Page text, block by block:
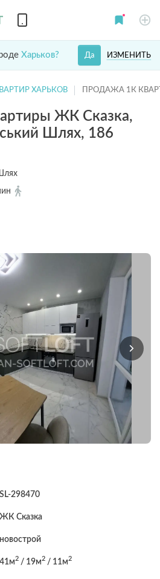
Харьков? ИЗМЕНИТЬ
Да
ХАРЬКОВ ПРОДАЖА 1К
ЖК Сказка,
Шлях, 186
SL-298470
ЖК Сказка
новострой
41м2 / 19м2 / 11м2